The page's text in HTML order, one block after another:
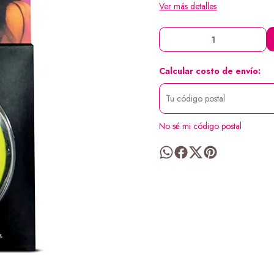
Ver más detalles
Calcular costo de envío:
No sé mi código postal